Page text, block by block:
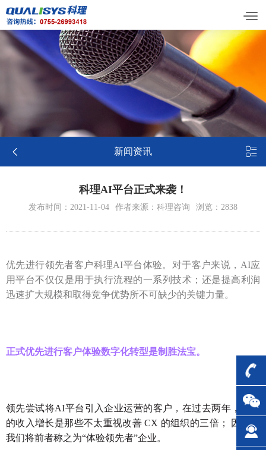
 新闻资讯 
科理AI平台正式来袭！
发布时间：2021-11-04 作者来源：科理咨询 浏览：2838
优先进行领先者客户科理AI平台体验。对于客户来说，AI应
用平台不仅仅是用于执行流程的一系列技术；还是提高利润
迅速扩大规模和取得竞争优势所不可缺少的关键力量。
正式优先进行客户体验数字化转型是制胜法宝。
领先尝试将AI平台引入企业运营的客户，在过去两年，他们
的收入增长是那些不太重视改善 CX 的组织的三倍； 因此，
我们将前者称之为“体验领先者”企业。